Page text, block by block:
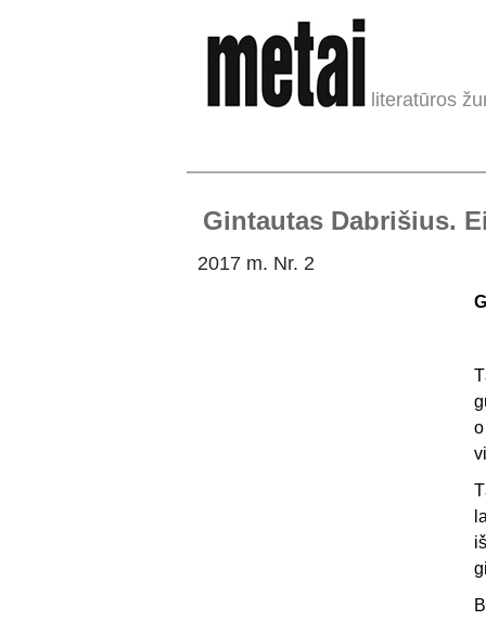
literatūros
Gintautas Dabrišius.
2017 m. Nr. 2